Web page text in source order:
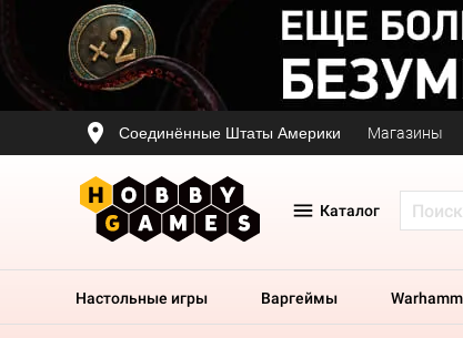
Соединённые Штаты Америки Магазины
Каталог
Настольные игры Варгеймы